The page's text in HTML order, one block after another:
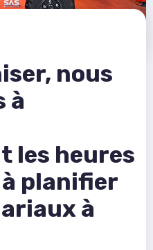
nous
à
les heures
planifier
à